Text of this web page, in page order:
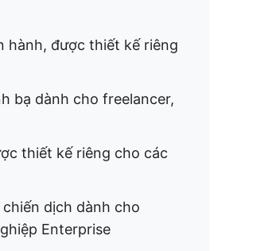
hành, được thiết kế riêng
bạ dành cho freelancer,
thiết kế riêng cho các
dịch dành cho
Enterprise